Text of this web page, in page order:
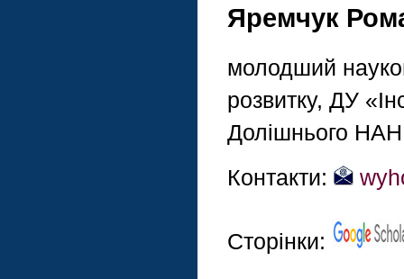
Яремчук
молодший
розвитку, ДУ
Долішнього НАН
Контакти:
Сторінки: